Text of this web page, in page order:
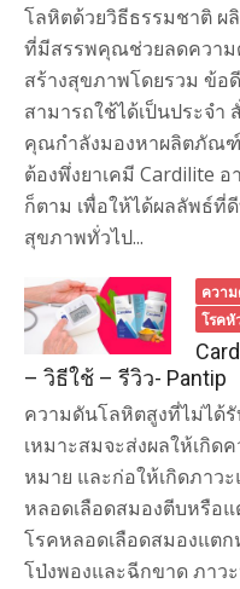
โลหิตด้วยวิธีธรรมชาติ
ที่มีสรรพคุณช่วยลดความ
สร้างสุขภาพโดยรวม ข้อ
สามารถใช้ได้เป็นประจำ
คุณกำลังมองหาผลิตภัณ
ต้องพึ่งยาเคมี Cardilite อ
ก็ตาม เพื่อให้ได้ผลลัพธ์ที่
สุขภาพทั่วไป...
ควา
โรคหั
– วิธีใช้ – รีวิว- Pantip
ความดันโลหิตสูงที่ไม่ได้
เหมาะสมจะส่งผลให้เกิด
หมาย และก่อให้เกิดภาว
หลอดเลือดสมองตีบหรือ
โรคหลอดเลือดสมองแต
โป่งพองและฉีกขาด ภาว